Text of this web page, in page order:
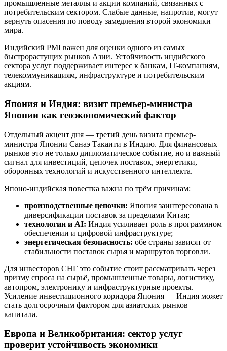
промышленные металлы и акции компаний, связанных с
потребительским сектором. Слабые данные, напротив, могут
вернуть опасения по поводу замедления второй экономики
мира.
Индийский PMI важен для оценки одного из самых
быстрорастущих рынков Азии. Устойчивость индийского
сектора услуг поддерживает интерес к банкам, IT-компаниям,
телекоммуникациям, инфраструктуре и потребительским
акциям.
Япония и Индия: визит премьер-министра
Японии как геоэкономический фактор
Отдельный акцент дня — третий день визита премьер-
министра Японии Санаэ Такаити в Индию. Для финансовых
рынков это не только дипломатическое событие, но и важный
сигнал для инвестиций, цепочек поставок, энергетики,
оборонных технологий и искусственного интеллекта.
Японо-индийская повестка важна по трём причинам:
производственные цепочки: Япония заинтересована в
диверсификации поставок за пределами Китая;
технологии и AI: Индия усиливает роль в программном
обеспечении и цифровой инфраструктуре;
энергетическая безопасность: обе страны зависят от
стабильности поставок сырья и маршрутов торговли.
Для инвесторов СНГ это событие стоит рассматривать через
призму спроса на сырьё, промышленные товары, логистику,
автопром, электронику и инфраструктурные проекты.
Усиление инвестиционного коридора Япония — Индия может
стать долгосрочным фактором для азиатских рынков
капитала.
Европа и Великобритания: сектор услуг
проверит устойчивость экономики